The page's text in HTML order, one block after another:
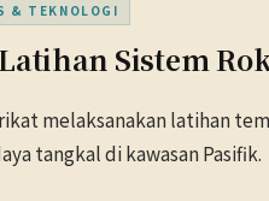
& TEKNOLOGI
Sistem
melaksanakan latihan
tangkal di kawasan Pasifik.